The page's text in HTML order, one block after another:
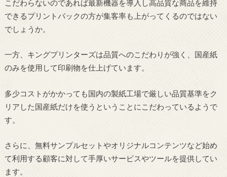
こだわらないのであれば最新機器を導入し高品質な商品を維持
できるプリントパックの方が集客率も上がってくるのではない
でしょうか。
一方、キングプリンターズは品質へのこだわりが強く、国産紙
のみを使用して印刷物を仕上げています。
多少コストがかかっても国内の製紙工場で厳しい品質基準をク
リアした国産紙だけを使うということにこだわっているようで
す。
さらに、無料サンプルセットやオリジナルコンテンツなど始め
て利用する顧客に対して手厚いサービスやツールを提供してい
ます。